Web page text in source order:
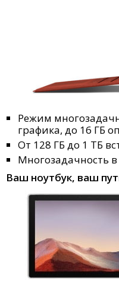
Режим
графика, до 16 ГБ
От 128 ГБ до 1 ТБ
Многозадачность
Ваш ноутбук, ваш